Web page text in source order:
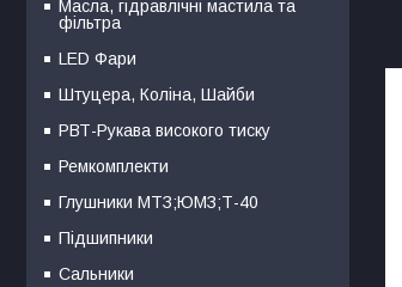
Масла, гідравлічні мастила та
фільтра
LED Фари
Штуцера, Коліна, Шайби
РВТ-Рукава високого тиску
Ремкомплекти
Глушники МТЗ;ЮМЗ;Т-40
Підшипники
Сальники